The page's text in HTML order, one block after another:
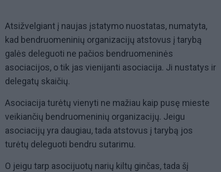
Atsižvelgiant į naujas įstatymo nuostatas, numatyta,
kad bendruomeninių organizacijų atstovus į tarybą
galės deleguoti ne pačios bendruomeninės
asociacijos, o tik jas vienijanti asociacija. Ji nustatys ir
delegatų skaičių.
Asociacija turėtų vienyti ne mažiau kaip pusę mieste
veikiančių bendruomeninių organizacijų. Jeigu
asociacijų yra daugiau, tada atstovus į tarybą jos
turėtų deleguoti bendru sutarimu.
O jeigu tarp asocijuotų narių kiltų ginčas, tada šį